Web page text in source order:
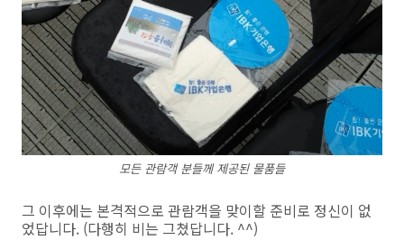
모든 관람객 분들께 제공된 물품들
그 이후에는 본격적으로 관람객을 맞이할 준비로 정신이 없
었답니다. (다행히 비는 그쳤답니다. ^^)